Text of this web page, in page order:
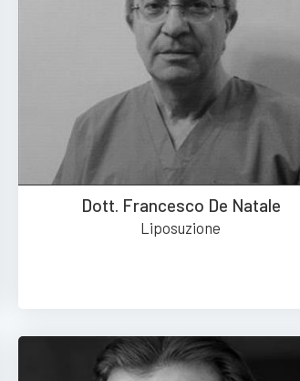
Dott. Francesco De Natale
Liposuzione